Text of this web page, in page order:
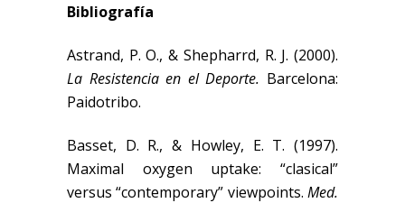
Bibliografía
Astrand, P. O., & Shepharrd, R. J. (2000).
La Resistencia en el Deporte. Barcelona:
Paidotribo.
Basset, D. R., & Howley, E. T. (1997).
Maximal oxygen uptake: “clasical”
versus “contemporary” viewpoints. Med.